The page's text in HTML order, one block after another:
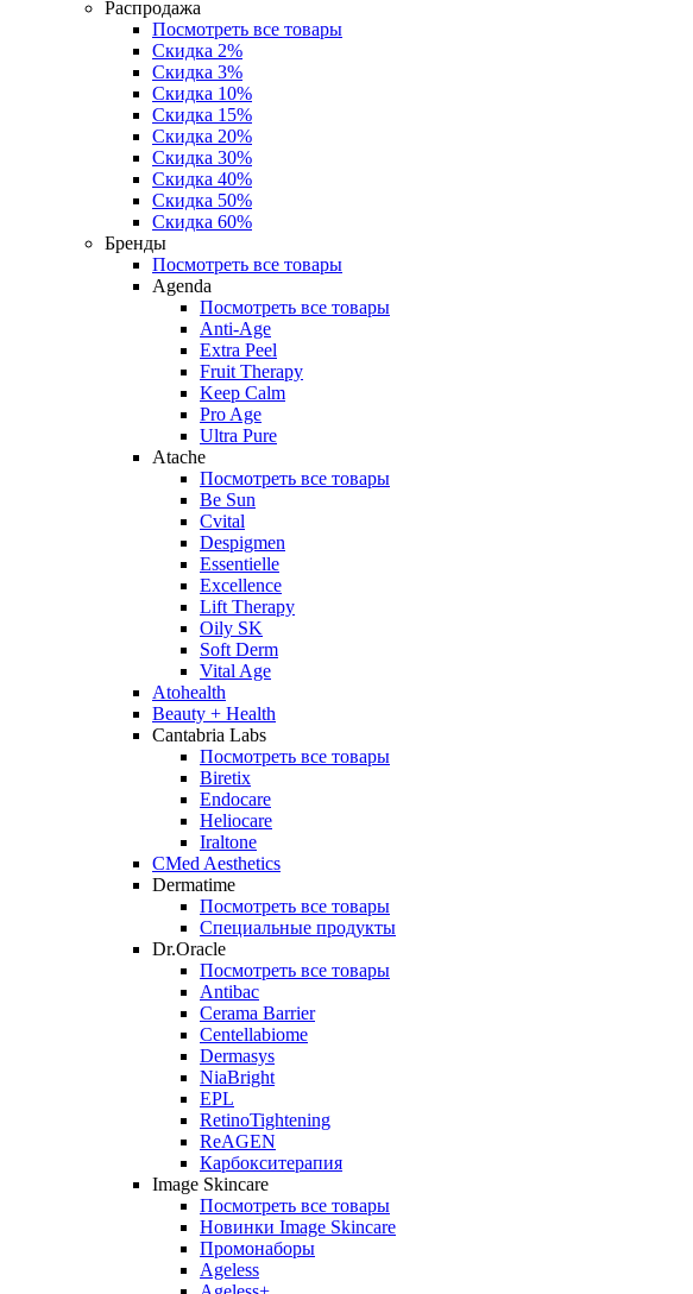
Распродажа
Посмотреть все товары
Скидка 2%
Скидка 3%
Скидка 10%
Скидка 15%
Скидка 20%
Скидка 30%
Скидка 40%
Скидка 50%
Скидка 60%
Бренды
Посмотреть все товары
Agenda
Посмотреть все товары
Anti‑Age
Extra Peel
Fruit Therapy
Keep Calm
Pro Age
Ultra Pure
Atache
Посмотреть все товары
Be Sun
Cvital
Despigmen
Essentielle
Excellence
Lift Therapy
Oily SK
Soft Derm
Vital Age
Atohealth
Beauty + Health
Cantabria Labs
Посмотреть все товары
Biretix
Endocare
Heliocare
Iraltone
CMed Aesthetics
Dermatime
Посмотреть все товары
Специальные продукты
Dr.Oracle
Посмотреть все товары
Antibac
Cerama Barrier
Centellabiome
Dermasys
NiaBright
EPL
RetinoTightening
ReAGEN
Карбокситерапия
Image Skincare
Посмотреть все товары
Новинки Image Skincare
Промонаборы
Ageless